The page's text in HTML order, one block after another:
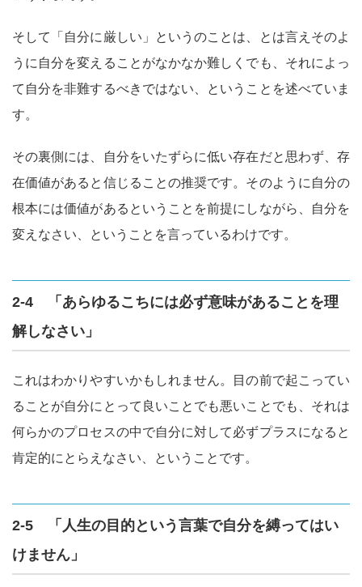
そして「自分に厳しい」というのことは、とは言えそのよ
うに自分を変えることがなかなか難しくでも、それによっ
て自分を非難するべきではない、ということを述べていま
す。
その裏側には、自分をいたずらに低い存在だと思わず、存
在価値があると信じることの推奨です。そのように自分の
根本には価値があるということを前提にしながら、自分を
変えなさい、ということを言っているわけです。
2-4 「あらゆるこちには必ず意味があることを理
解しなさい」
これはわかりやすいかもしれません。目の前で起こってい
ることが自分にとって良いことでも悪いことでも、それは
何らかのプロセスの中で自分に対して必ずプラスになると
肯定的にとらえなさい、ということです。
2-5 「人生の目的という言葉で自分を縛ってはい
けません」